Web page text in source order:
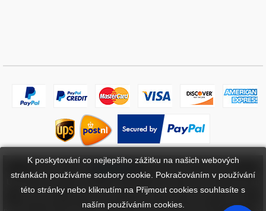
Určené ochranné známky a značky jsou majetkem příslušných vlastníků.
BaterieBuy.cz není přidružena k žádným OEM značkám. Všechny
K poskytování co nejlepšího zážitku na našich webových
stránkách používáme soubory cookie. Pokračováním v používání
této stránky nebo kliknutím na Přijmout cookies souhlasíte s
naším používáním cookies.